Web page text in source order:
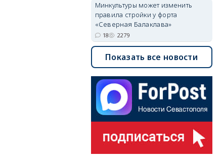
Минкультуры может изменить
правила стройки у форта
«Северная Балаклава»
18 2279
Показать все новости